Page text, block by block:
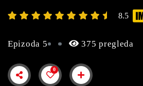
8.5
Epizoda 5 375 pregleda
0